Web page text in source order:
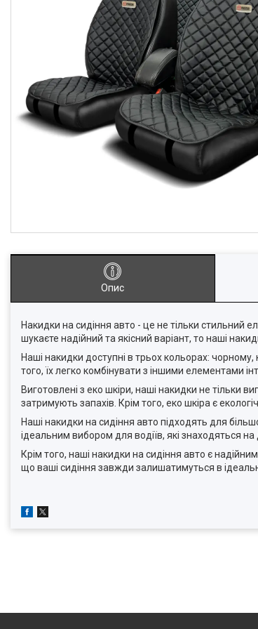
Опис
Накидки на сидіння авто - це не тільки стильний
шукаєте надійний та якісний варіант, то наші
Наші накидки доступні в трьох кольорах:
того, їх легко комбінувати з іншими елементами
Виготовлені з еко шкіри, наші накидки не тільки
затримують запахів. Крім того, еко шкіра є
Наші накидки на сидіння авто підходять для
ідеальним вибором для водіїв, які знаходяться
Крім того, наші накидки на сидіння авто є
що ваші сидіння завжди залишатимуться в